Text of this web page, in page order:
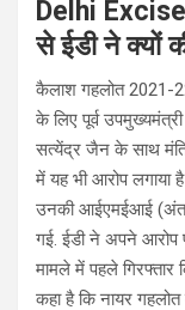
Delhi
से ईडी ने क्यों
कैलाश गहलोत 2021-22
के लिए पूर्व उपमुख्यमंत्री
सत्येंद्र जैन के साथ
में यह भी आरोप लगाया
उनकी आईएमईआई
गई. ईडी ने अपने
मामले में पहले गिरफ्तार
कहा है कि नायर